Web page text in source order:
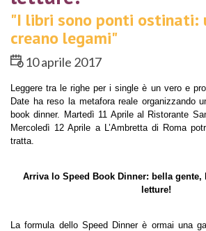
"I libri sono ponti ostinati:
creano legami"
10 aprile 2017
Leggere tra le righe per i single è un vero e
Date ha reso la metafora reale organizzando
book dinner. Martedì 11 Aprile al Ristorante
Mercoledì 12 Aprile a L’Ambretta di Roma
tratta.
Arriva lo Speed Book Dinner: bella
letture!
La formula dello Speed Dinner è ormai una